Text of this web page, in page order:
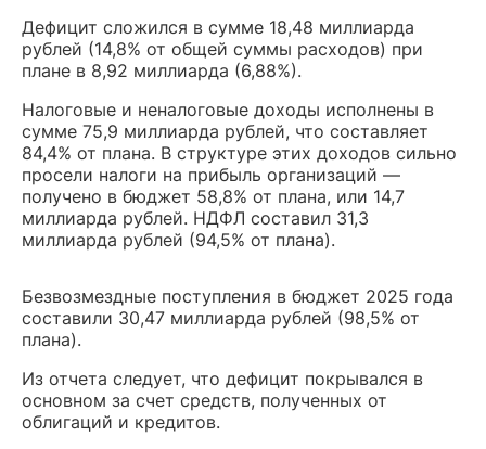
Дефицит сложился в сумме 18,48 миллиарда
рублей (14,8% от общей суммы расходов) при
плане в 8,92 миллиарда (6,88%).
Налоговые и неналоговые доходы исполнены в
сумме 75,9 миллиарда рублей, что составляет
84,4% от плана. В структуре этих доходов сильно
просели налоги на прибыль организаций —
получено в бюджет 58,8% от плана, или 14,7
миллиарда рублей. НДФЛ составил 31,3
миллиарда рублей (94,5% от плана).
Безвозмездные поступления в бюджет 2025 года
составили 30,47 миллиарда рублей (98,5% от
плана).
Из отчета следует, что дефицит покрывался в
основном за счет средств, полученных от
облигаций и кредитов.